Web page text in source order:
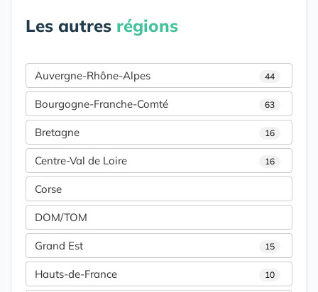
Les autres régions
Auvergne-Rhône-Alpes 44
Bourgogne-Franche-Comté 63
Bretagne 16
Centre-Val de Loire 16
Corse
DOM/TOM
Grand Est 15
Hauts-de-France 10